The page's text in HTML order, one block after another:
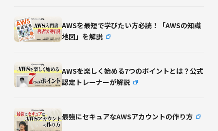
AWSを最短で学びたい方必読！「AWSの知識
地図」を解説
AWSを楽しく始める7つのポイントとは？公式
認定トレーナーが解説
最強にセキュアなAWSアカウントの作り方